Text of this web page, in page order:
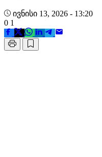
ივნისი 13, 2026 - 13:20
0 1